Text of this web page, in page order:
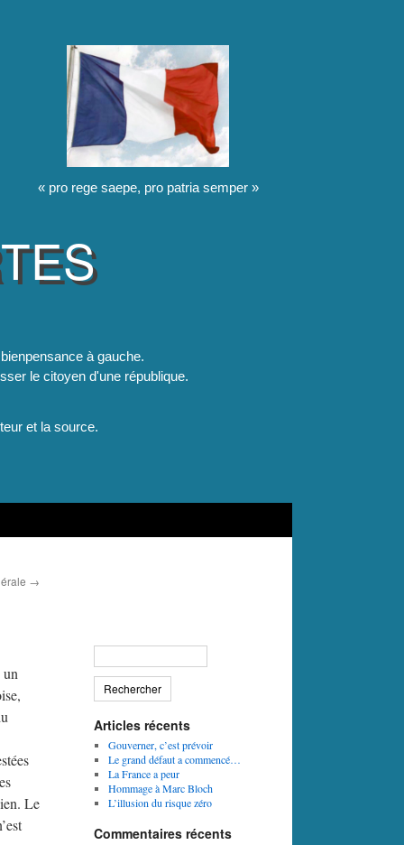
« pro rege saepe, pro patria semper »
à gauche.
le citoyen d'une république.
et la source.
→
Le
Articles récents
Gouverner, c’est prévoir
Le grand défaut a commencé…
La France a peur
Hommage à Marc Bloch
L’illusion du risque zéro
Commentaires récents